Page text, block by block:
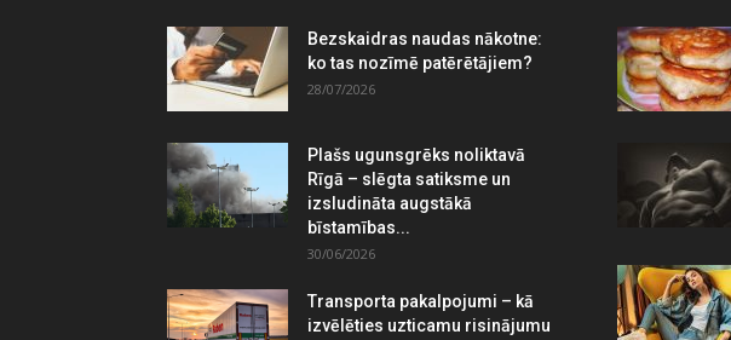
Bezskaidras naudas nākotne:
ko tas nozīmē patērētājiem?
28/07/2026
Plašs ugunsgrēks noliktavā
Rīgā – slēgta satiksme un
izsludināta augstākā
bīstamības...
30/06/2026
Transporta pakalpojumi – kā
izvēlēties uzticamu risinājumu